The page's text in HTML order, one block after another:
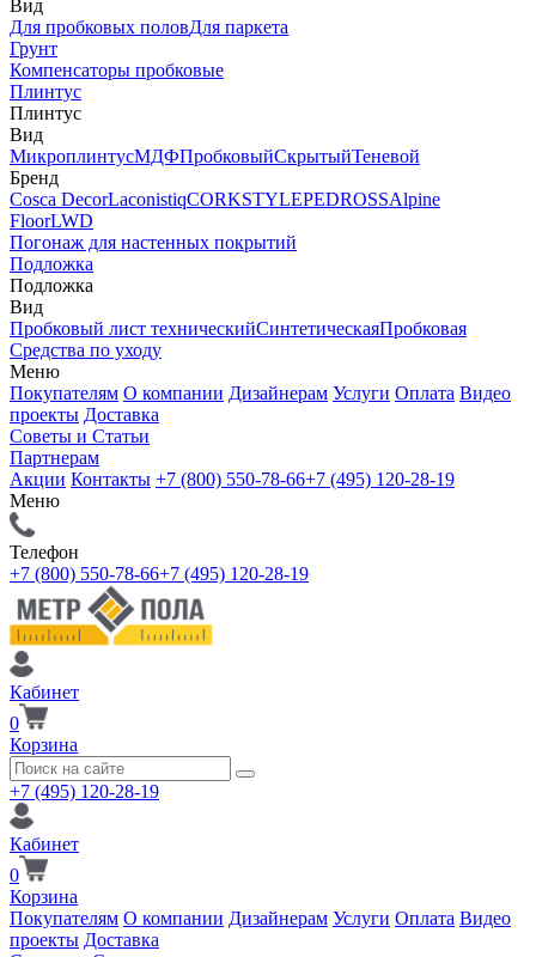
Вид
Для пробковых половДля паркета
Грунт
Компенсаторы пробковые
Плинтус
Плинтус
Вид
МикроплинтусМДФПробковыйСкрытыйТеневой
Бренд
Cosca DecorLaconistiqCORKSTYLEPEDROSSAlpine
FloorLWD
Погонаж для настенных покрытий
Подложка
Подложка
Вид
Пробковый лист техническийСинтетическаяПробковая
Средства по уходу
Меню
Покупателям О компании Дизайнерам Услуги Оплата Видео
проекты Доставка
Советы и Статьи
Партнерам
Акции Контакты +7 (800) 550-78-66+7 (495) 120-28-19
Меню
Телефон
+7 (800) 550-78-66+7 (495) 120-28-19
Кабинет
0
Корзина
+7 (495) 120-28-19
Кабинет
0
Корзина
Покупателям О компании Дизайнерам Услуги Оплата Видео
проекты Доставка